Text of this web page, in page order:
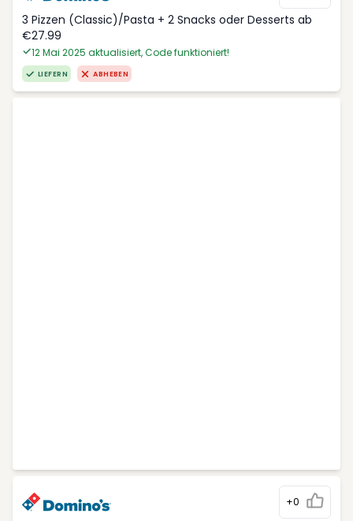
3 Pizzen (Classic)/Pasta + 2 Snacks oder Desserts ab
€27.99
12 Mai 2025 aktualisiert, Code funktioniert!
LIEFERN ABHEBEN
+0